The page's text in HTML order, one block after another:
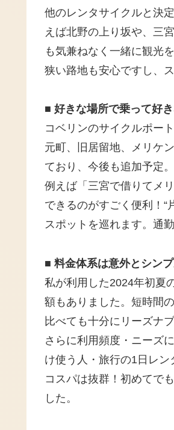
他のレンタサイクルと決
えば北野の上り坂や、三
も気兼ねなく一緒に観光
狭い路地も安心ですし、
■ 好きな場所で乗って好
コベリンのサイクルポー
元町、旧居留地、メリケ
ており、今後も追加予定。
例えば「三宮で借りてメ
できるのがすごく便利！“
スポットを巡れます。通
■ 料金体系は意外とシン
私が利用した2024年初夏
額もありました。短時間
比べても十分にリーズナ
さらに利用頻度・ニーズ
け使う人・旅行の1日レ
コスパは抜群！初めてで
した。